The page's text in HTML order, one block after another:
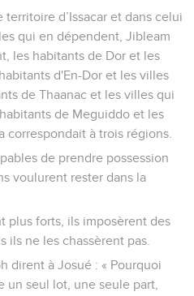
territoire d’Issacar et dans celui
qui en dépendent, Jibleam
les habitants de Dor et les
d'En-Dor et les villes
de Thaanac et les villes qui
de Meguiddo et les
à trois régions.
de prendre possession
voulurent rester dans la
plus forts, ils imposèrent des
ils ne les chassèrent pas.
dirent à Josué : « Pourquoi
un seul lot, une seule part,